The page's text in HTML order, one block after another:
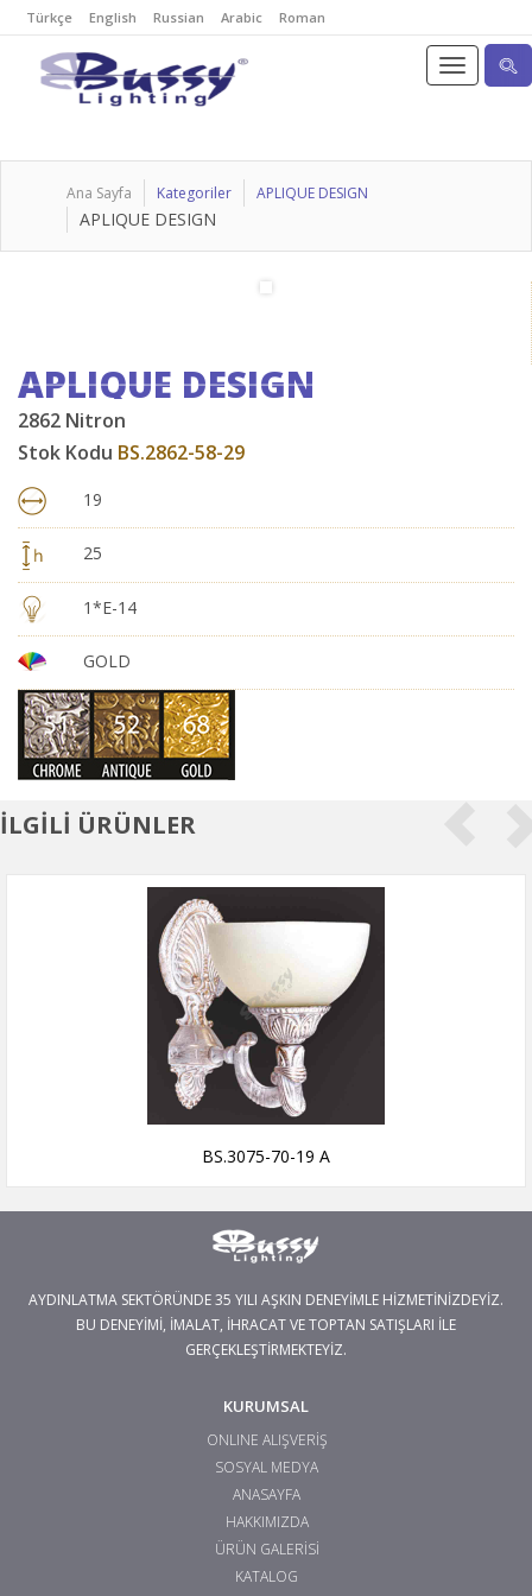
Türkçe English Russian Arabic Roman
Ana Sayfa Kategoriler APLIQUE DESIGN
APLIQUE DESIGN
APLIQUE DESIGN
2862 Nitron
Stok Kodu BS.2862-58-29
19
25
1*E-14
GOLD
İLGİLİ ÜRÜNLER
BS.3075-70-19 A
AYDINLATMA SEKTÖRÜNDE 35 YILI AŞKIN DENEYİMLE HİZMETİNİZDEYİZ.
BU DENEYİMİ, İMALAT, İHRACAT VE TOPTAN SATIŞLARI İLE
GERÇEKLEŞTİRMEKTEYİZ.
KURUMSAL
ONLINE ALIŞVERİŞ
SOSYAL MEDYA
ANASAYFA
HAKKIMIZDA
ÜRÜN GALERİSİ
KATALOG